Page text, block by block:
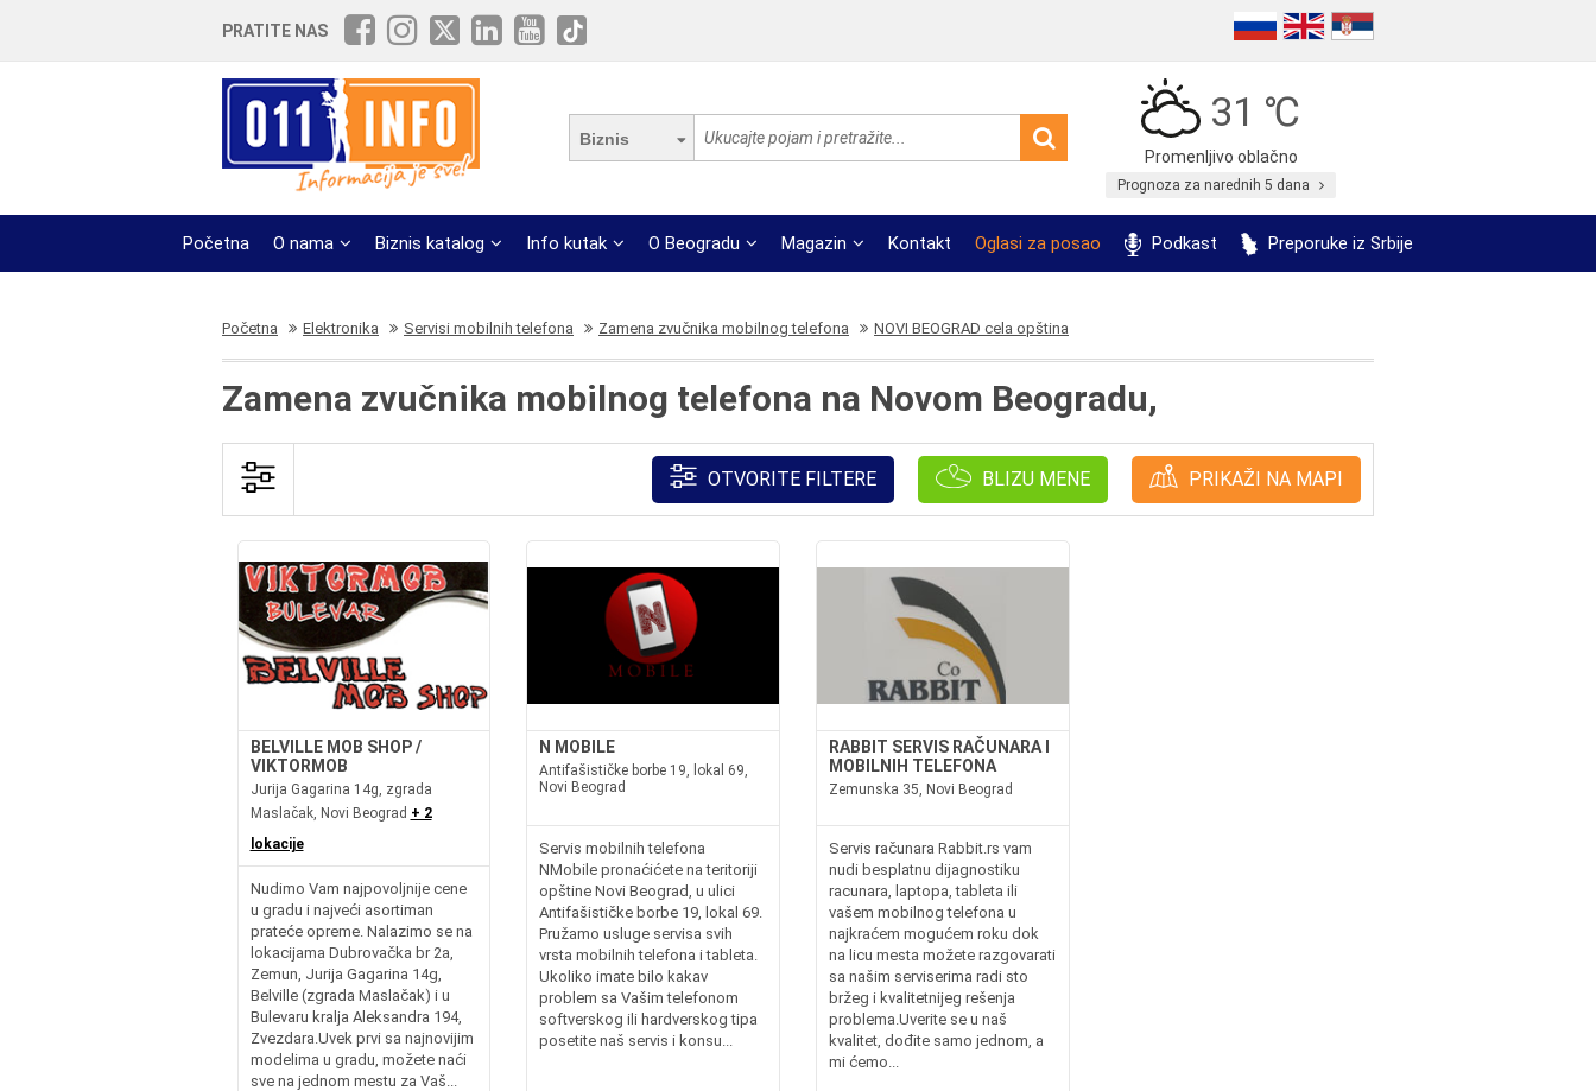
PRATITE NAS
Biznis
31 ℃
Promenljivo oblačno
Prognoza za narednih 5 dana
Početna O nama Biznis katalog Info kutak O Beogradu Magazin Kontakt Oglasi za posao Podkast Preporuke iz Srbije
Početna Elektronika Servisi mobilnih telefona Zamena zvučnika mobilnog telefona NOVI BEOGRAD cela opština
Zamena zvučnika mobilnog telefona na Novom Beogradu,
OTVORITE FILTERE BLIZU MENE PRIKAŽI NA MAPI
BELVILLE MOB SHOP /
VIKTORMOB
Jurija Gagarina 14g, zgrada
Maslačak, Novi Beograd + 2
lokacije
Nudimo Vam najpovoljnije cene
u gradu i najveći asortiman
prateće opreme. Nalazimo se na
lokacijama Dubrovačka br 2a,
Zemun, Jurija Gagarina 14g,
Belville (zgrada Maslačak) i u
Bulevaru kralja Aleksandra 194,
Zvezdara.Uvek prvi sa najnovijim
modelima u gradu, možete naći
sve na jednom mestu za Vaš...
N MOBILE
Antifašističke borbe 19, lokal 69,
Novi Beograd
Servis mobilnih telefona
NMobile pronaćićete na teritoriji
opštine Novi Beograd, u ulici
Antifašističke borbe 19, lokal 69.
Pružamo usluge servisa svih
vrsta mobilnih telefona i tableta.
Ukoliko imate bilo kakav
problem sa Vašim telefonom
softverskog ili hardverskog tipa
posetite naš servis i konsu...
RABBIT SERVIS RAČUNARA I
MOBILNIH TELEFONA
Zemunska 35, Novi Beograd
Servis računara Rabbit.rs vam
nudi besplatnu dijagnostiku
racunara, laptopa, tableta ili
vašem mobilnog telefona u
najkraćem mogućem roku dok
na licu mesta možete razgovarati
sa našim serviserima radi sto
bržeg i kvalitetnijeg rešenja
problema.Uverite se u naš
kvalitet, dođite samo jednom, a
mi ćemo...